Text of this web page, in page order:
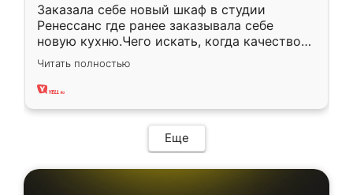
Заказала себе новый шкаф в студии
Ренессанс где ранее заказывала себе
новую кухню.Чего искать, когда качеством
вполне довольна. Служит кухня уже почти
два года, нареканий нет.
Читать полностью
Еще